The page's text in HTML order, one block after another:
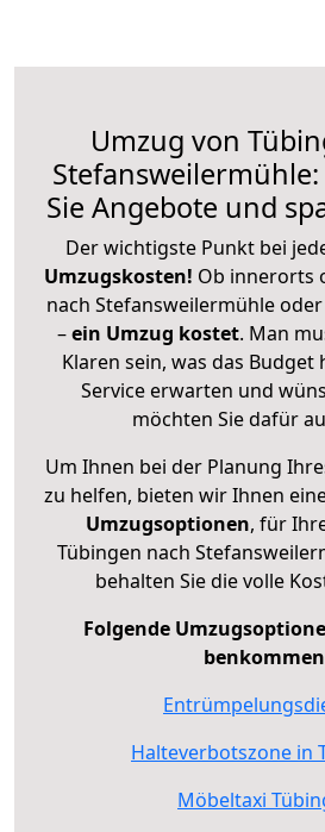
Umzug von
Sie Angebote und
Der wichtigste Punkt bei
Umzugskosten! Ob innerorts
nach Stefansweilermühle
–ein Umzug kostet. Man
Klaren sein, was das Budget
Service erwarten und
möchten Sie dafür
Um Ihnen bei der Planung
zu helfen, bieten wir Ihnen
Umzugsoptionen, für
Tübingen nach
behalten Sie die volle
Folgende
Halteverbotszone in
Möbeltaxi